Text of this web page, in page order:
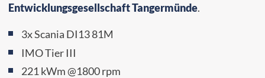
Entwicklungsgesellschaft Tangermünde.
3x Scania DI13 81M
IMO Tier III
221 kWm @1800 rpm